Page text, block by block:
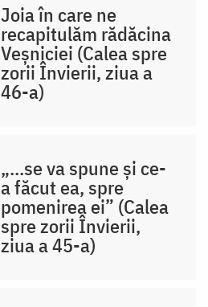
Joia în care ne
recapitulăm rădăcina
Veșniciei (Calea spre
zorii Învierii, ziua a
46-a)
„...se va spune și ce-
a făcut ea, spre
pomenirea ei” (Calea
spre zorii Învierii,
ziua a 45-a)